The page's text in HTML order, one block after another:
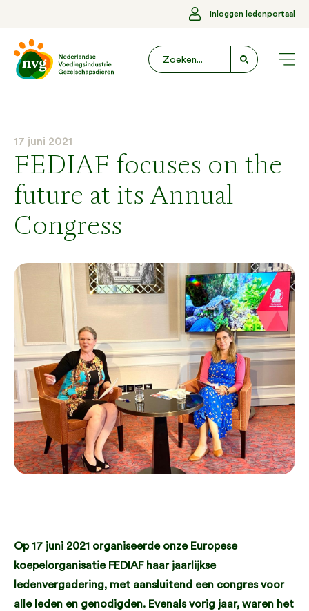
Inloggen ledenportaal
17 juni 2021
FEDIAF focuses on the
future at its Annual
Congress
Op 17 juni 2021 organiseerde onze Europese
koepelorganisatie FEDIAF haar jaarlijkse
ledenvergadering, met aansluitend een congres voor
alle leden en genodigden. Evenals vorig jaar, waren het